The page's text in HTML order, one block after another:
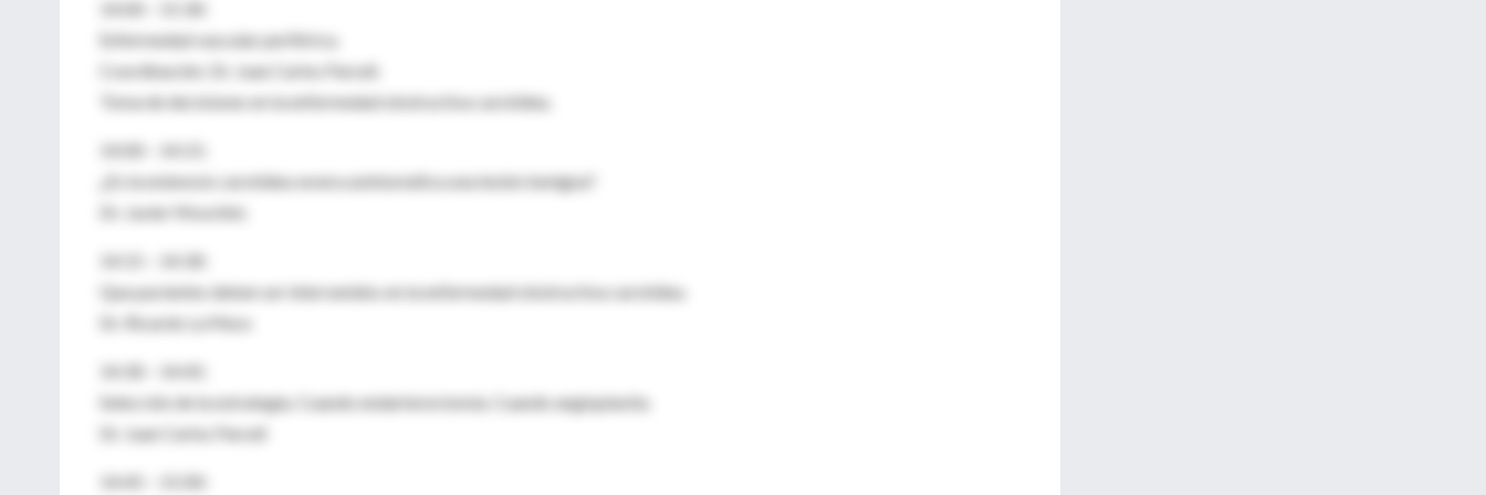
14:00 – 15:30:
Enfermedad vascular periférica.
Coordinación: Dr. Juan Carlos Parodi.
Toma de decisiones en la enfermedad obstructiva carotídea.
14:00 – 14:15:
¿Es la estenosis carotídea severa asintomática una lesión benigna?
Dr. Javier Moschini.
14:15 – 14:30:
Que pacientes deben ser intervenidos en la enfermedad obstructiva carotídea.
Dr. Ricardo La Mura
Selección de la estrategia. Cuando endarterectomía. Cuando angioplastia.
Dr. Juan Carlos Parodi
14:45 – 15:00: